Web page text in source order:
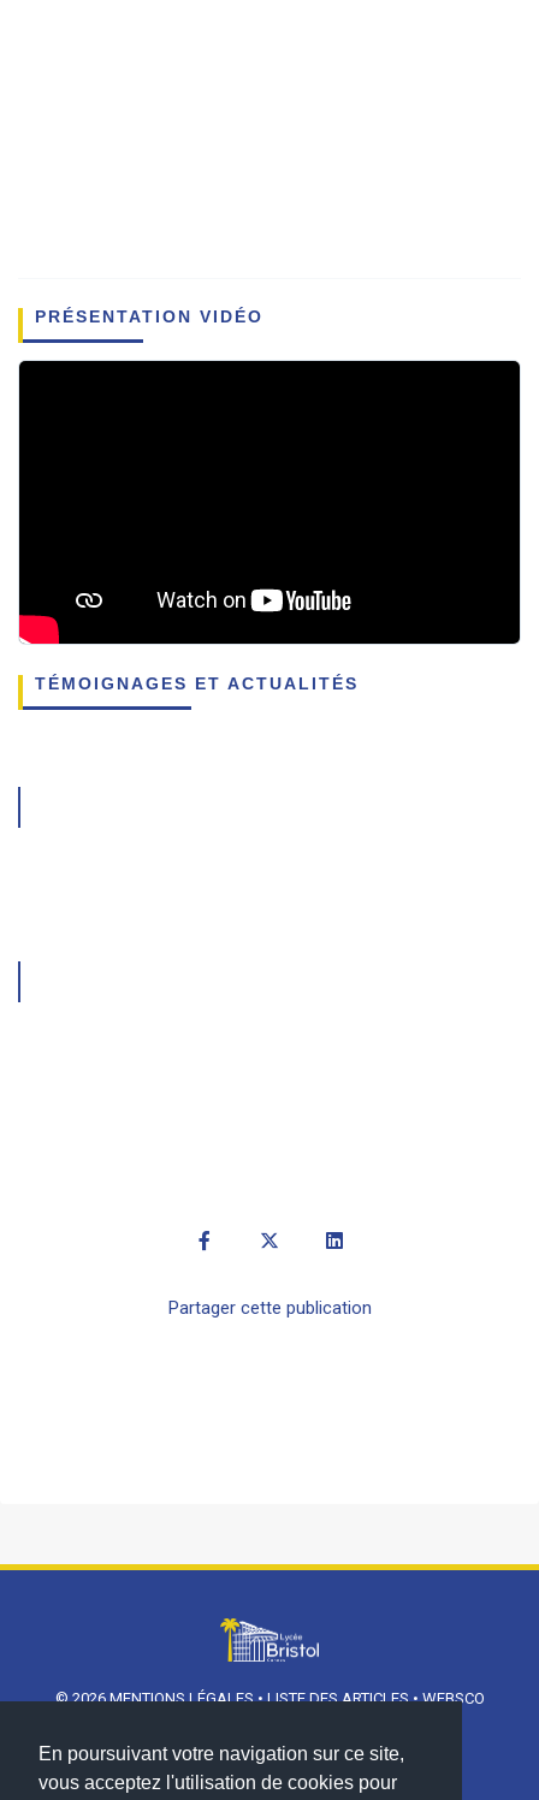
En poursuivant votre navigation sur ce site,
vous acceptez l'utilisation de cookies pour
PRÉSENTATION VIDÉO
TÉMOIGNAGES ET ACTUALITÉS
Partager cette publication
© 2026MENTIONS LÉGALES•LISTE DES ARTICLES•WEBSCO